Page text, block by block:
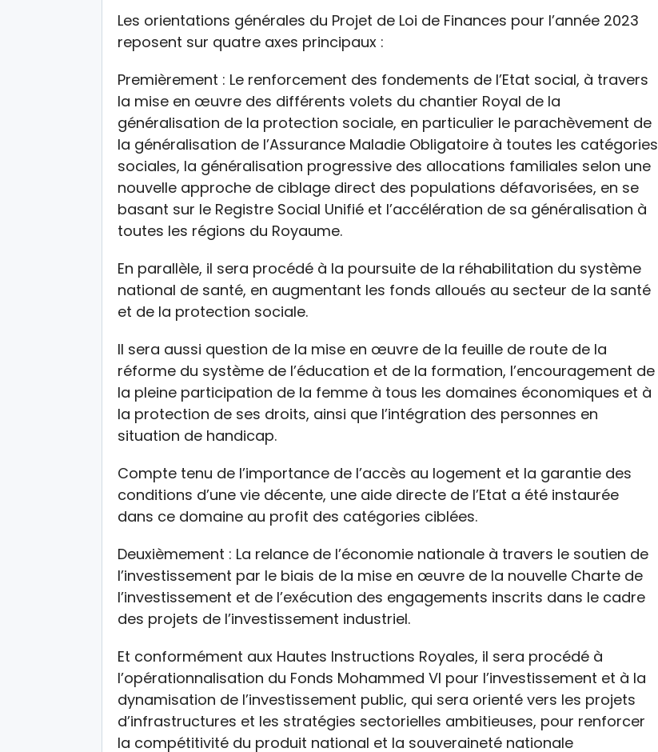
Les orientations générales du Projet de Loi de Finances pour l’année 2023
reposent sur quatre axes principaux :
Premièrement : Le renforcement des fondements de l’Etat social, à travers
la mise en œuvre des différents volets du chantier Royal de la
généralisation de la protection sociale, en particulier le parachèvement de
la généralisation de l’Assurance Maladie Obligatoire à toutes les catégories
sociales, la généralisation progressive des allocations familiales selon une
nouvelle approche de ciblage direct des populations défavorisées, en se
basant sur le Registre Social Unifié et l’accélération de sa généralisation à
toutes les régions du Royaume.
En parallèle, il sera procédé à la poursuite de la réhabilitation du système
national de santé, en augmentant les fonds alloués au secteur de la santé
et de la protection sociale.
Il sera aussi question de la mise en œuvre de la feuille de route de la
réforme du système de l’éducation et de la formation, l’encouragement de
la pleine participation de la femme à tous les domaines économiques et à
la protection de ses droits, ainsi que l’intégration des personnes en
situation de handicap.
Compte tenu de l’importance de l’accès au logement et la garantie des
conditions d’une vie décente, une aide directe de l’Etat a été instaurée
dans ce domaine au profit des catégories ciblées.
Deuxièmement : La relance de l’économie nationale à travers le soutien de
l’investissement par le biais de la mise en œuvre de la nouvelle Charte de
l’investissement et de l’exécution des engagements inscrits dans le cadre
des projets de l’investissement industriel.
Et conformément aux Hautes Instructions Royales, il sera procédé à
l’opérationnalisation du Fonds Mohammed VI pour l’investissement et à la
dynamisation de l’investissement public, qui sera orienté vers les projets
d’infrastructures et les stratégies sectorielles ambitieuses, pour renforcer
la compétitivité du produit national et la souveraineté nationale